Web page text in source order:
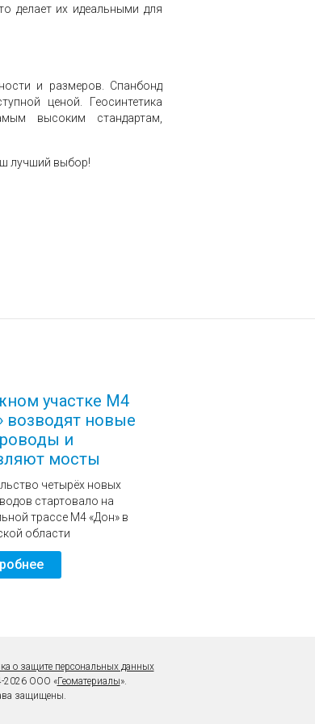
делает их идеальными для
и размеров. Спанбонд
ценой. Геосинтетика
высоким стандартам,
лучший выбор!
участке М4
возводят новые
и
мосты
четырёх новых
стартовало на
трассе М4 «Дон» в
области
о защите персональных данных
2026 ООО «Геоматериалы».
защищены.